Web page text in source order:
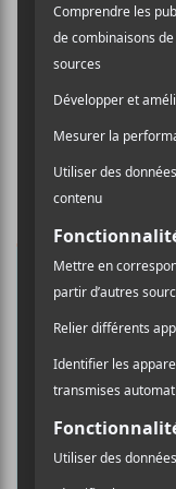
Ne
Auditif